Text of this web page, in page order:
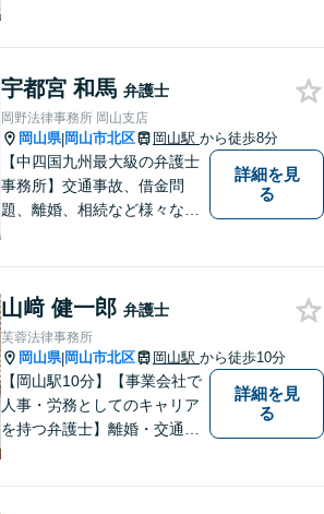
宇都宮 和馬 弁護士
岡野法律事務所 岡山支店
岡山県|岡山市北区 岡山駅 から徒歩8分
【中四国九州最大級の弁護士
事務所】交通事故、借金問
題、離婚、相続など様々な問
い！
詳細を見
る
山﨑 健一郎 弁護士
芙蓉法律事務所
岡山県|岡山市北区 岡山駅 から徒歩10分
【岡山駅10分】【事業会社で
人事・労務としてのキャリア
を持つ弁護士】離婚・交通事
詳細を見
る